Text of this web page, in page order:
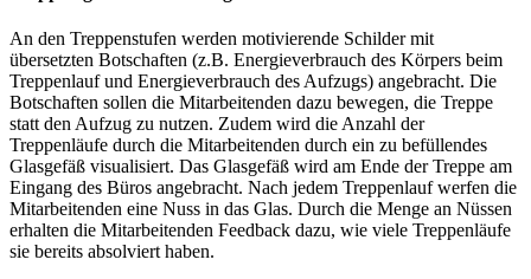
An den Treppenstufen werden motivierende Schilder mit
übersetzten Botschaften (z.B. Energieverbrauch des Körpers beim
Treppenlauf und Energieverbrauch des Aufzugs) angebracht. Die
Botschaften sollen die Mitarbeitenden dazu bewegen, die Treppe
statt den Aufzug zu nutzen. Zudem wird die Anzahl der
Treppenläufe durch die Mitarbeitenden durch ein zu befüllendes
Glasgefäß visualisiert. Das Glasgefäß wird am Ende der Treppe am
Eingang des Büros angebracht. Nach jedem Treppenlauf werfen die
Mitarbeitenden eine Nuss in das Glas. Durch die Menge an Nüssen
erhalten die Mitarbeitenden Feedback dazu, wie viele Treppenläufe
sie bereits absolviert haben.